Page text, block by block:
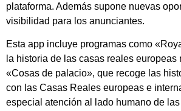
plataforma. Además supone nuevas
visibilidad para los anunciantes.
Esta app incluye programas como
la historia de las casas reales europeas
«Cosas de palacio», que recoge las
con las Casas Reales europeas e
especial atención al lado humano de